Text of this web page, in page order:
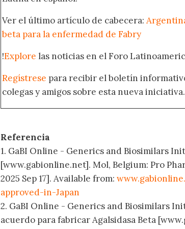
Ver el último artículo de cabecera:
beta para la enfermedad de Fabry
!Explore las noticias en el Foro
Regístrese para recibir el boletín
colegas y amigos sobre esta nueva iniciativa.
Referencia
1. GaBI Online - Generics and Biosimilars
[www.gabionline.net]. Mol, Belgium: Pro
2025 Sep 17]. Available from: www.
approved-in-Japan
2. GaBI Online - Generics and Biosimilars
acuerdo para fabricar Agalsidasa Beta